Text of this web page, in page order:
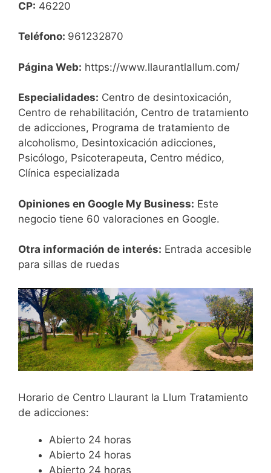
CP: 46220
Teléfono: 961232870
Página Web: https://www.llaurantlallum.com/
Especialidades: Centro de desintoxicación,
Centro de rehabilitación, Centro de tratamiento
de adicciones, Programa de tratamiento de
alcoholismo, Desintoxicación adicciones,
Psicólogo, Psicoterapeuta, Centro médico,
Clínica especializada
Opiniones en Google My Business: Este
negocio tiene 60 valoraciones en Google.
Otra información de interés: Entrada accesible
para sillas de ruedas
Horario de Centro Llaurant la Llum Tratamiento
de adicciones:
Abierto 24 horas
Abierto 24 horas
Abierto 24 horas